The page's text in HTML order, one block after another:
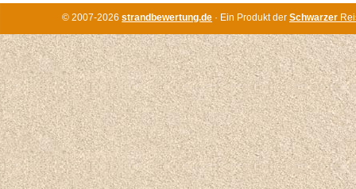
© 2007-2026 strandbewertung.de · Ein Produkt der Schwarzer